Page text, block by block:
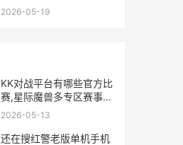
作有望首秀 任天堂确认键
2026-05-19
KK对战平台有哪些官方比
赛,星际魔兽多专区赛事体
系和天梯规则详细解答 kk
2026-05-13
还在搜红警老版单机手机